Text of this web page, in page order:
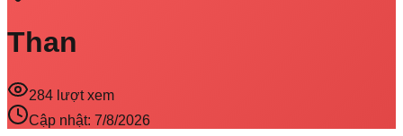
Than
284 lượt xem
Cập nhật: 7/8/2026